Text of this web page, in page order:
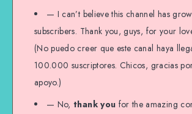
— I can’t believe this channel has
subscribers. Thank you, guys, for your
(No puedo creer que este canal haya
100.000 suscriptores. Chicos, gracias
apoyo.)
— No,thank you for the amazing